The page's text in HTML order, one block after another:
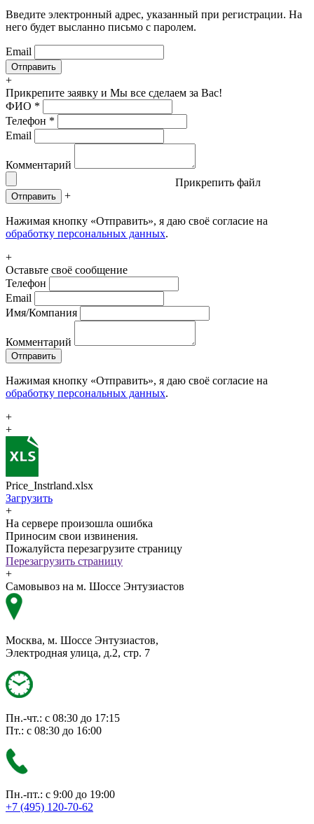
Введите электронный адрес, указанный при регистрации. На
него будет высланно письмо с паролем.
Email
+
Прикрепите заявку и Мы все сделаем за Вас!
ФИО *
Телефон *
Email
Комментарий
Прикрепить файл
Отправить +
Нажимая кнопку «Отправить», я даю своё согласие на
обработку персональных данных.
+
Оставьте своё сообщение
Телефон
Email
Имя/Компания
Комментарий
Отправить
Нажимая кнопку «Отправить», я даю своё согласие на
обработку персональных данных.
+
+
Price_Instrland.xlsx
Загрузить
+
На сервере произошла ошибка
Приносим свои извинения.
Пожалуйста перезагрузите страницу
Перезагрузить страницу
+
Самовывоз на м. Шоссе Энтузиастов
Москва, м. Шоссе Энтузиастов,
Электродная улица, д.2, стр. 7
Пн.-чт.: с 08:30 до 17:15
Пт.: с 08:30 до 16:00
Пн.-пт.: с 9:00 до 19:00
+7 (495) 120-70-62